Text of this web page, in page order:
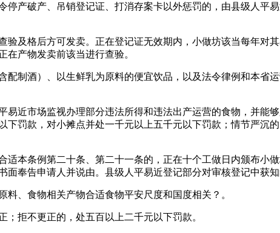
破产、吊销登记证、打消存案卡以外惩罚的，由县级人平
格后方可发卖。正在登记证无效期内，小做坊该当每年对
产物发卖前该当进行查验。
酒）、以生鲜乳为原料的便宜饮品，以及法令律例和本省运
市场监视办理部分违法所得和违法出产运营的食物，并能
罚款，对小摊点并处一千元以上五千元以下罚款；情节严沉
条例第二十条、第二十一条的，正在十个工做日内颁布小
奉告申请人并说由。县级人平易近登记部分对审核登记中获知
、食物相关产物合适食物平安尺度和国度相关？。
拒不更正的，处五百以上二千元以下罚款。